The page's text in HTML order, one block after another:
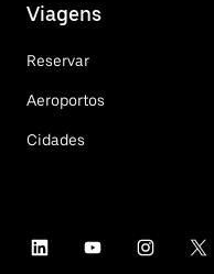
Viagens
Reservar
Aeroportos
Cidades